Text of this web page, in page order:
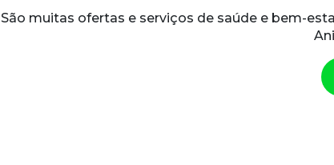
São muitas ofertas e serviços de saúde e bem-